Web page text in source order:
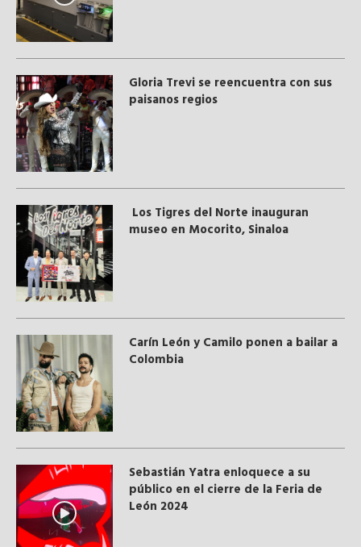
Gloria Trevi se reencuentra con sus
paisanos regios
Los Tigres del Norte inauguran
museo en Mocorito, Sinaloa
Carín León y Camilo ponen a bailar a
Colombia
Sebastián Yatra enloquece a su
público en el cierre de la Feria de
León 2024